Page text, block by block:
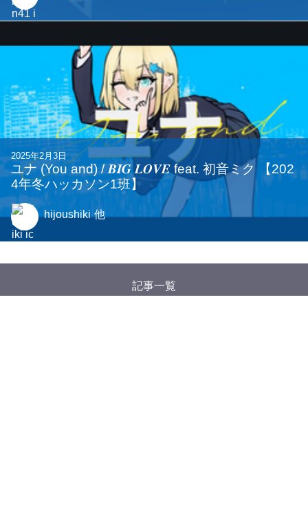
2025年2月3日
ユナ (You and) / 𝑩𝑰𝑮 𝑳𝑶𝑽𝑬 feat. 初音ミク 【202
4年冬ハッカソン1班】
hijoushiki 他
記事一覧